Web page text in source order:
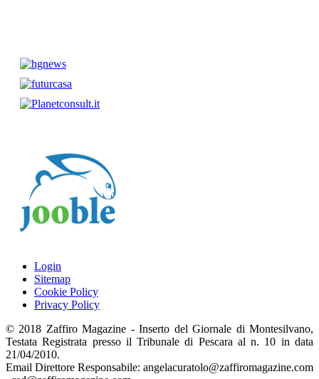
Login
Sitemap
Cookie Policy
Privacy Policy
© 2018 Zaffiro Magazine - Inserto del Giornale di Montesilvano,
Testata Registrata presso il Tribunale di Pescara al n. 10 in data
21/04/2010.
Email Direttore Responsabile: angelacuratolo@zaffiromagazine.com